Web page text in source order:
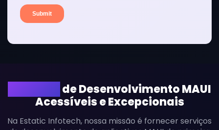
de Desenvolvimento MAUI
Acessíveis e Excepcionais
Na Estatic Infotech, nossa missão é fornecer serviços